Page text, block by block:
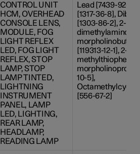
CONTROL UNIT
HCM, OVERHEAD
CONSOLE LENS,
MODULE, FOG
LIGHT REFLEX
LED, FOG LIGHT
REFLEX, STOP
LAMP, STOP
LAMP TINTED,
LIGHTNING
INSTRUMENT
PANEL, LAMP
LED, LIGHTING,
REAR LAMP,
HEADLAMP,
READING LAMP
Lead [7439-92-
[1317-36-8],
[1303-86-2], 2-
dimethylamino-4-
[119313-12-1], 2-
10-5],
[556-67-2]